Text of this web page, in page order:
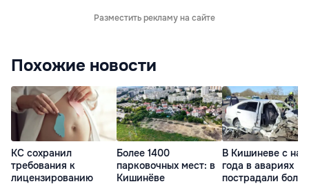
Разместить рекламу на сайте
Похожие новости
КС сохранил
требования к
лицензированию
Более 1400
парковочных мест: в
Кишинёве
В Кишиневе с
года в авариях
пострадали более